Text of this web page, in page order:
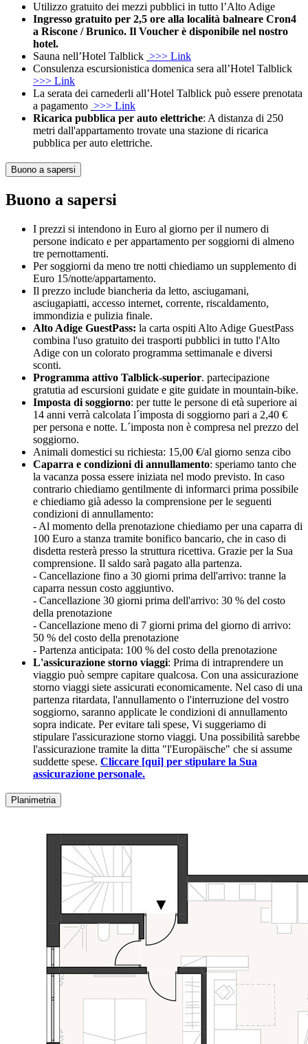
Utilizzo gratuito dei mezzi pubblici in tutto l’Alto Adige
Ingresso gratuito per 2,5 ore alla località balneare Cron4
a Riscone / Brunico. Il Voucher è disponibile nel nostro
hotel.
Sauna nell’Hotel Talblick >>> Link
Consulenza escursionistica domenica sera all’Hotel Talblick
>>> Link
La serata dei carnederli all’Hotel Talblick può essere prenotata
a pagamento >>> Link
Ricarica pubblica per auto elettriche: A distanza di 250
metri dall'appartamento trovate una stazione di ricarica
pubblica per auto elettriche.
Buono a sapersi
Buono a sapersi
I prezzi si intendono in Euro al giorno per il numero di
persone indicato e per appartamento per soggiorni di almeno
tre pernottamenti.
Per soggiorni da meno tre notti chiediamo un supplemento di
Euro 15/notte/appartamento.
Il prezzo include biancheria da letto, asciugamani,
asciugapiatti, accesso internet, corrente, riscaldamento,
immondizia e pulizia finale.
Alto Adige GuestPass: la carta ospiti Alto Adige GuestPass
combina l'uso gratuito dei trasporti pubblici in tutto l'Alto
Adige con un colorato programma settimanale e diversi
sconti.
Programma attivo Talblick-superior. partecipazione
gratutia ad escursioni guidate e gite guidate in mountain-bike.
Imposta di soggiorno: per tutte le persone di età superiore ai
14 anni verrà calcolata l´imposta di soggiorno pari a 2,40 €
per persona e notte. L´imposta non è compresa nel prezzo del
soggiorno.
Animali domestici su richiesta: 15,00 €/al giorno senza cibo
Caparra e condizioni di annullamento: speriamo tanto che
la vacanza possa essere iniziata nel modo previsto. In caso
contrario chiediamo gentilmente di informarci prima possibile
e chiediamo già adesso la comprensione per le seguenti
condizioni di annullamento:
- Al momento della prenotazione chiediamo per una caparra di
100 Euro a stanza tramite bonifico bancario, che in caso di
disdetta resterà presso la struttura ricettiva. Grazie per la Sua
comprensione. Il saldo sarà pagato alla partenza.
- Cancellazione fino a 30 giorni prima dell'arrivo: tranne la
caparra nessun costo aggiuntivo.
- Cancellazione 30 giorni prima dell'arrivo: 30 % del costo
della prenotazione
- Cancellazione meno di 7 giorni prima del giorno di arrivo:
50 % del costo della prenotazione
- Partenza anticipata: 100 % del costo della prenotazione
L'assicurazione storno viaggi: Prima di intraprendere un
viaggio può sempre capitare qualcosa. Con una assicurazione
storno viaggi siete assicurati economicamente. Nel caso di una
partenza ritardata, l'annullamento o l'interruzione del vostro
soggiorno, saranno applicate le condizioni di annullamento
sopra indicate. Per evitare tali spese, Vi suggeriamo di
stipulare l'assicurazione storno viaggi. Una possibilità sarebbe
l'assicurazione tramite la ditta "l'Europäische" che si assume
suddette spese. Cliccare [qui] per stipulare la Sua
assicurazione personale.
Planimetria